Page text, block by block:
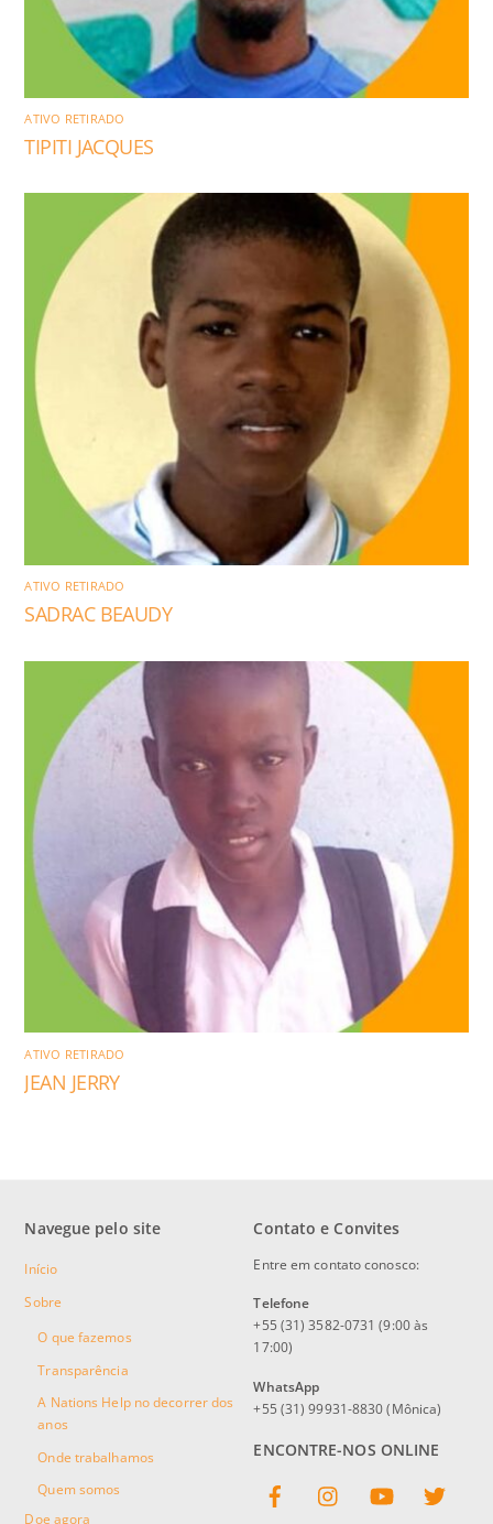
ATIVO RETIRADO
TIPITI JACQUES
ATIVO RETIRADO
SADRAC BEAUDY
ATIVO RETIRADO
JEAN JERRY
Navegue pelo site
Início
Sobre
O que fazemos
Transparência
A Nations Help no decorrer dos
anos
Onde trabalhamos
Quem somos
Doe agora
Contato e Convites
Entre em contato conosco:
Telefone
+55 (31) 3582-0731 (9:00 às
17:00)
WhatsApp
+55 (31) 99931-8830 (Mônica)
ENCONTRE-NOS ONLINE